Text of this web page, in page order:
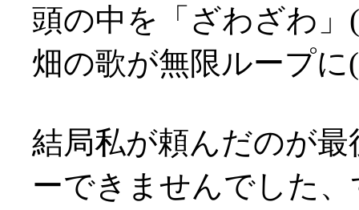
頭の中を「ざわざわ
畑の歌が無限ループに
結局私が頼んだのが
ーできませんでした